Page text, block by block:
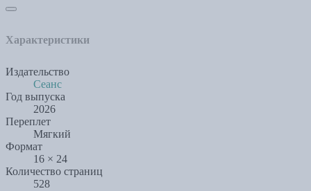
Характеристики
Издательство
Сеанс
Год выпуска
2026
Переплет
Мягкий
Формат
16 × 24
Количество страниц
528